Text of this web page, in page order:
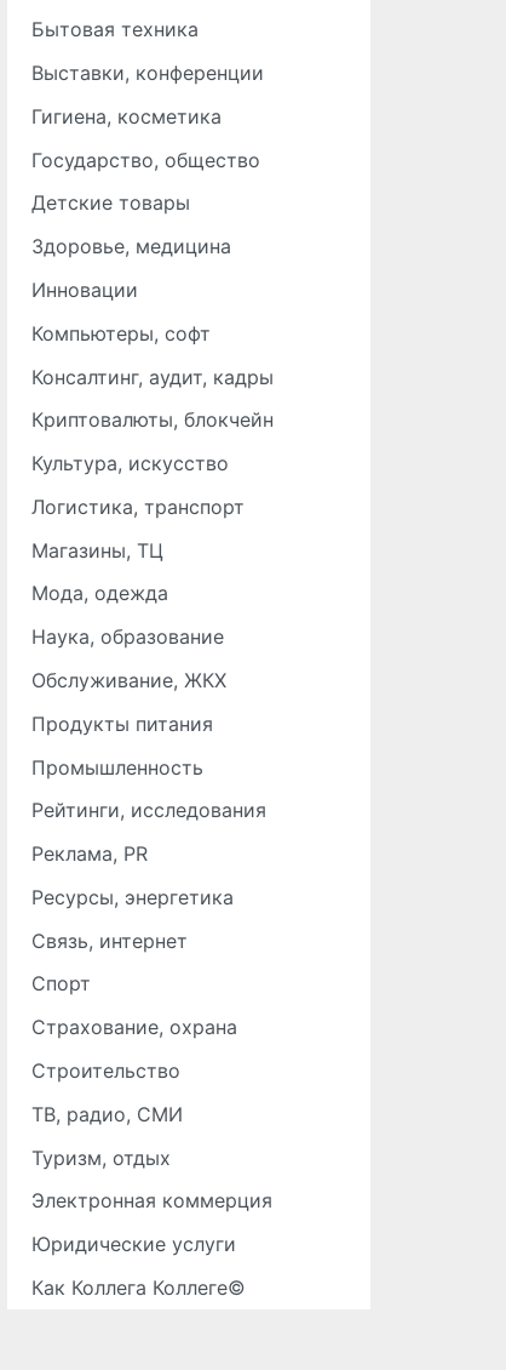
Бытовая техника
Выставки, конференции
Гигиена, косметика
Государство, общество
Детские товары
Здоровье, медицина
Инновации
Компьютеры, софт
Консалтинг, аудит, кадры
Криптовалюты, блокчейн
Культура, искусство
Логистика, транспорт
Магазины, ТЦ
Мода, одежда
Наука, образование
Обслуживание, ЖКХ
Продукты питания
Промышленность
Рейтинги, исследования
Реклама, PR
Ресурсы, энергетика
Связь, интернет
Спорт
Страхование, охрана
Строительство
ТВ, радио, СМИ
Туризм, отдых
Электронная коммерция
Юридические услуги
Как Коллега Коллеге©